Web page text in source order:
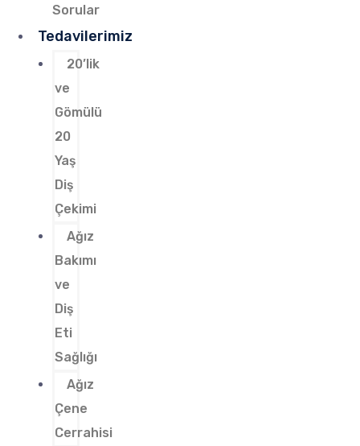
Sorular
Tedavilerimiz
20’lik
ve
Gömülü
20
Yaş
Diş
Çekimi
Ağız
Bakımı
ve
Diş
Eti
Sağlığı
Ağız
Çene
Cerrahisi